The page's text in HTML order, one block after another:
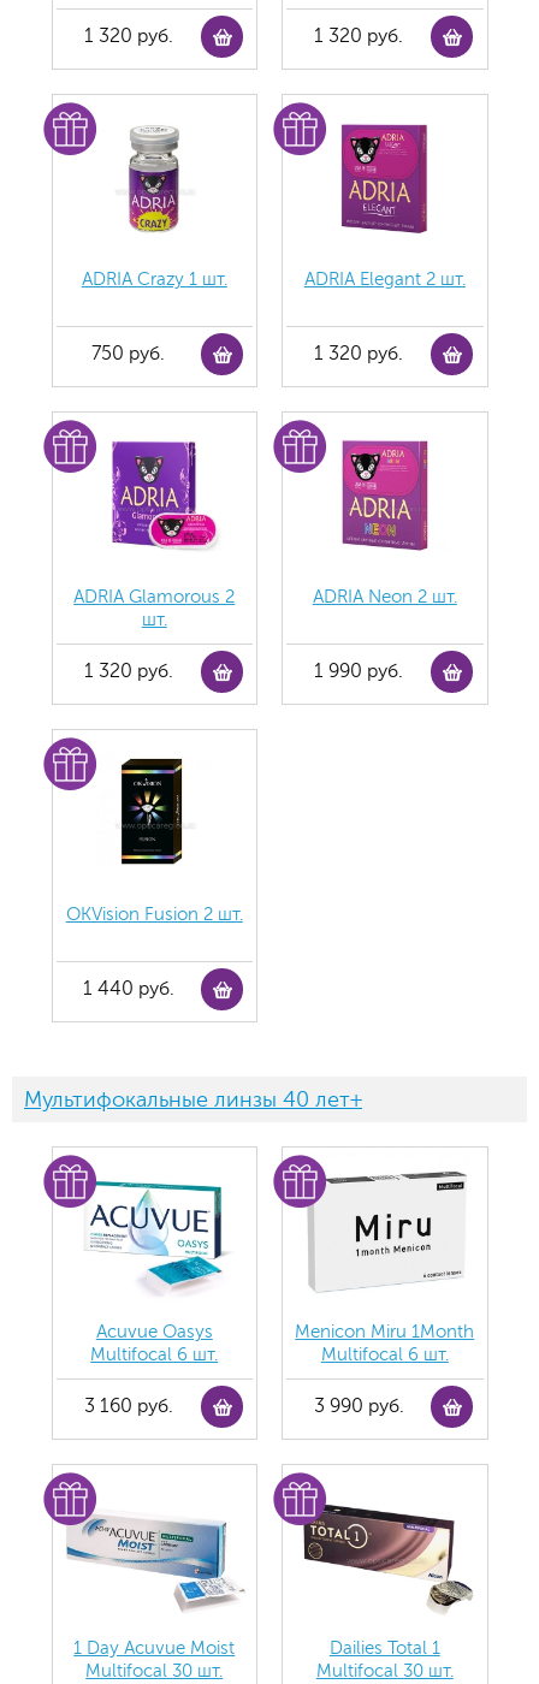
1 320 руб. 1 320 руб.
ADRIA Crazy 1 шт.
750 руб.
ADRIA Elegant 2 шт.
1 320 руб.
ADRIA Glamorous 2
шт.
1 320 руб.
ADRIA Neon 2 шт.
1 990 руб.
OKVision Fusion 2 шт.
1 440 руб.
Мультифокальные линзы 40 лет+
Acuvue Oasys
Multifocal 6 шт.
3 160 руб.
Menicon Miru 1Month
Multifocal 6 шт.
3 990 руб.
1 Day Acuvue Moist
Multifocal 30 шт.
Dailies Total 1
Multifocal 30 шт.